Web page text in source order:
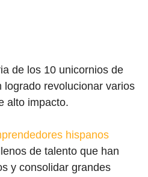
de los 10 unicornios de
logrado revolucionar varios
alto impacto.
hispanos
de talento que han
y consolidar grandes